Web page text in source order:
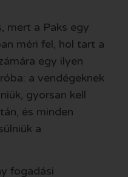
mert a Paks egy
méri fel, hol tart a
egy ilyen
a vendégeknek
gyorsan kell
és minden
a
fogadási